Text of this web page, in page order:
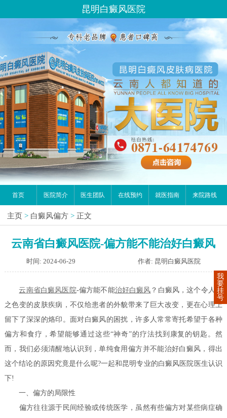
昆明白癜风医院
首页 医院简介 医生团队 在线预约 就医指南 来院路线
主页 > 白癜风偏方 > 正文
云南省白癜风医院-偏方能不能治好白癜风
时间: 2024-06-29 作者: 昆明白癜风医院
云南省白癜风医院-偏方能不能治好白癜风 ？白癜风，这个令人闻
之色变的皮肤疾病，不仅给患者的外貌带来了巨大改变，更在心理上
留下了深深的烙印。面对白癜风的困扰，许多人常常寄托希望于各种
偏方和食疗，希望能够通过这些“神奇”的疗法找到康复的钥匙。然
而，我们必须清醒地认识到，单纯食用偏方并不能治好白癜风，得出
这个结论的原因究竟是什么呢?一起和昆明专业的白癜风医院医生认识
下!
一、偏方的局限性
偏方往往源于民间经验或传统医学，虽然有些偏方对某些病症确
我
要
挂
号